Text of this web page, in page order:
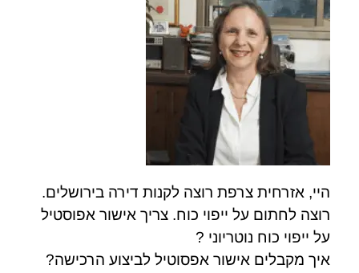
היי, אזרחית צרפת רוצה לקנות דירה בירושלים.
רוצה לחתום על ייפוי כוח. צריך אישור אפוסטיל
על ייפוי כוח נוטריוני ?
איך מקבלים אישור אפסוטיל לביצוע הרכישה?